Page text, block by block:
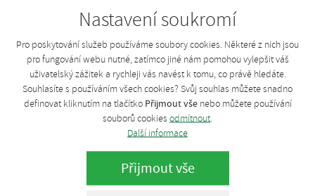
Nastavení soukromí
Pro poskytování služeb používáme soubory cookies. Některé z nich jsou
pro fungování webu nutné, zatímco jiné nám pomohou vylepšit váš
uživatelský zážitek a rychleji vás navést k tomu, co právě hledáte.
Souhlasíte s používáním všech cookies? Svůj souhlas můžete snadno
definovat kliknutím na tlačítko Přijmout všenebo můžete používání
souborů cookies odmítnout
Další informace
Přijmout vše
Vlastní spotřeba elektrické energie se u BPS v základu pohybuje
mezi 5 – 9 %. Samozřejmě jsou situace, kdy může dosáhnout až
100 % - například když BPS nepracuje na plný výkon, ale
spotřeba na provoz je vysoká. U tepla je jeho potřeba dána
tepelnými ztrátami a teplem potřebným na ohřev dávkovaných
substrátů na provozní teplotu. U substrátů s relativně malým
výtěžkem plynu (např. kejda) tak může být vlastní spotřeba tepla
až 70 %, u kukuřice kolem 25 %. Kolísá samozřejmě v průběhu
substrátů je možné spočítat, tepelné ztráty způsobené
technologií by měl sdělit její dodavatel.